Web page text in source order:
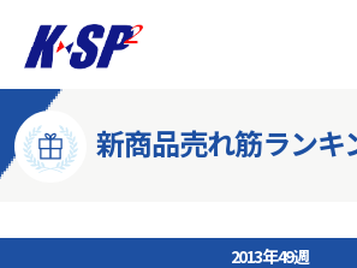
新商品売れ筋ランキ
2013年49週